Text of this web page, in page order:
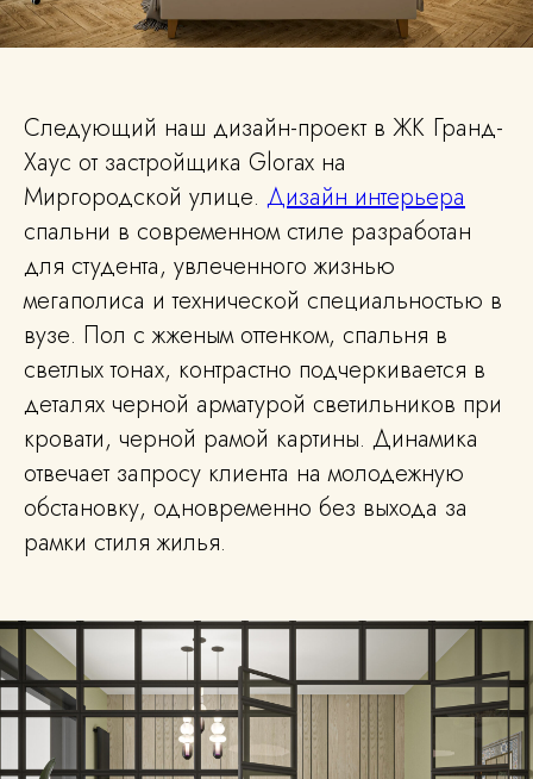
Следующий наш дизайн-проект в ЖК Гранд-
Хаус от застройщика Glorax на
Миргородской улице. Дизайн интерьера
спальни в современном стиле разработан
для студента, увлеченного жизнью
мегаполиса и технической специальностью в
вузе. Пол с жженым оттенком, спальня в
светлых тонах, контрастно подчеркивается в
деталях черной арматурой светильников при
кровати, черной рамой картины. Динамика
отвечает запросу клиента на молодежную
обстановку, одновременно без выхода за
рамки стиля жилья.
Автор статьи
Павел Лаврентьев